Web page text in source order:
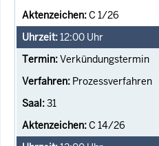
C 1/26
12:00 Uhr
Verkündungstermin
Prozessverfahren
31
C 14/26